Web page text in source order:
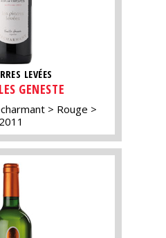
LEVÉES
GENESTE
Rouge
2011